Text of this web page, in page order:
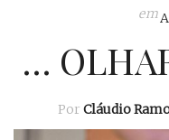
em
…
Por Cláudio